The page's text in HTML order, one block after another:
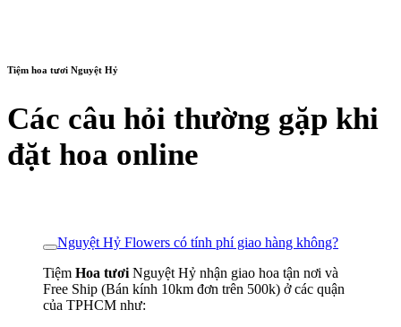
Tiệm hoa tươi Nguyệt Hỷ
Các câu hỏi thường gặp khi
đặt hoa online
Nguyệt Hỷ Flowers có tính phí giao hàng không?
Tiệm Hoa tươi Nguyệt Hỷ nhận giao hoa tận nơi và
Free Ship (Bán kính 10km đơn trên 500k) ở các quận
của TPHCM như: